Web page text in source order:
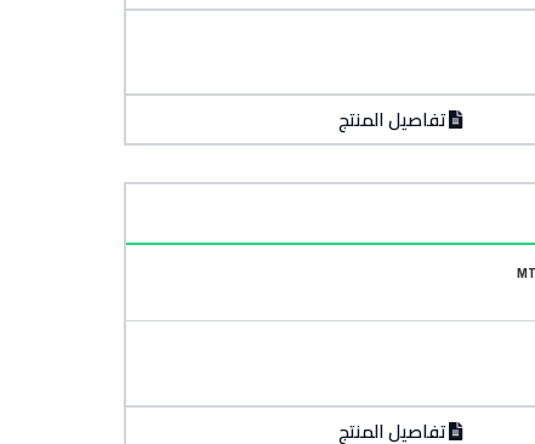
تفاصيل المنتج
تفاصيل المنتج